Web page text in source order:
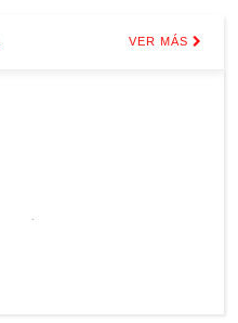
VER MÁS